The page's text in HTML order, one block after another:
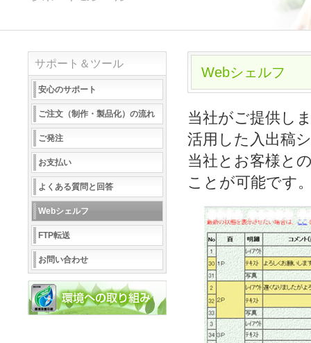
サポート＆ツール
安心のサポート
ご注文（制作・製品化）の流れ
ご発注
お支払い
よくある質問と回答
Webシェルフ
FTP転送
お問い合わせ
Webシェルフ
当社がご提供し
活用した入出稿
当社とお客様と
ことが可能です